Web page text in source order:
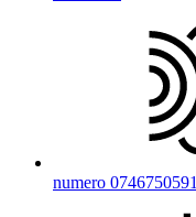
numero 0746750591